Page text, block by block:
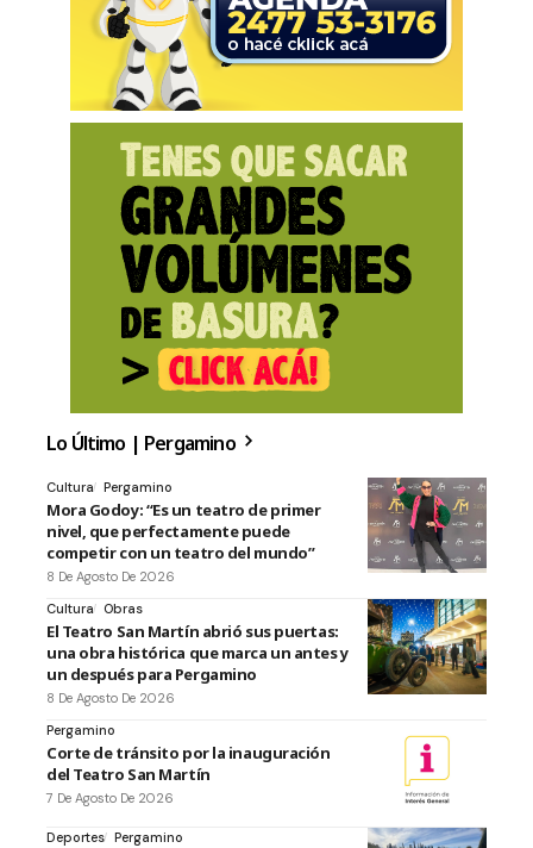
Lo Último | Pergamino
Cultura Pergamino
Mora Godoy: “Es un teatro de primer
nivel, que perfectamente puede
competir con un teatro del mundo”
8 De Agosto De 2026
Cultura Obras
El Teatro San Martín abrió sus puertas:
una obra histórica que marca un antes y
un después para Pergamino
8 De Agosto De 2026
Pergamino
Corte de tránsito por la inauguración
del Teatro San Martín
7 De Agosto De 2026
Deportes Pergamino